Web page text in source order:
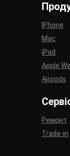
IPhone
Mac
iPad
Apple
Airpods
Ремонт
Trade-in